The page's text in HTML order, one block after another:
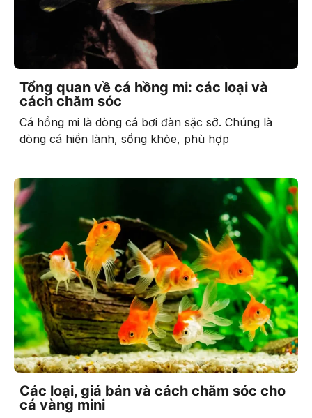
Tổng quan về cá hồng mi: các loại và
cách chăm sóc
Cá hồng mi là dòng cá bơi đàn sặc sỡ. Chúng là
dòng cá hiền lành, sống khỏe, phù hợp
Các loại, giá bán và cách chăm sóc cho
cá vàng mini